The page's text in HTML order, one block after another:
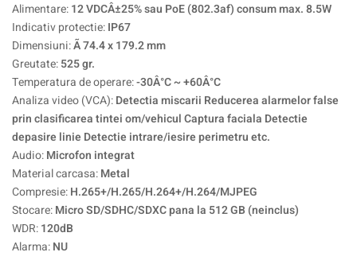
Alimentare:12 VDCÂ±25% sau PoE (802.3af) consum max. 8.5W
Indicativ protectie:IP67
Dimensiuni:Ã 74.4 x 179.2 mm
Greutate:525 gr.
Temperatura de operare:-30Â°C ~ +60Â°C
Analiza video (VCA):Detectia miscarii Reducerea alarmelor false
prin clasificarea tintei om/vehicul Captura faciala Detectie
depasire linie Detectie intrare/iesire perimetru etc.
Audio:Microfon integrat
Material carcasa:Metal
Compresie:H.265+/H.265/H.264+/H.264/MJPEG
Stocare:Micro SD/SDHC/SDXC pana la 512 GB (neinclus)
WDR:120dB
Alarma:NU